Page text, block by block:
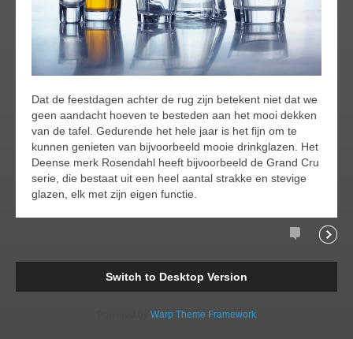
Dat de feestdagen achter de rug zijn betekent niet dat we
geen aandacht hoeven te besteden aan het mooi dekken
van de tafel. Gedurende het hele jaar is het fijn om te
kunnen genieten van bijvoorbeeld mooie drinkglazen. Het
Deense merk Rosendahl heeft bijvoorbeeld de Grand Cru
serie, die bestaat uit een heel aantal strakke en stevige
glazen, elk met zijn eigen functie.
Comments
Switch to Desktop Version
Warp Theme Framework